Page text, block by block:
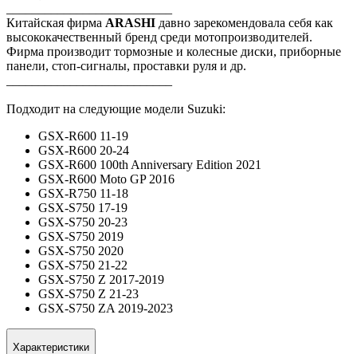
Китайская фирма ARASHI давно зарекомендовала себя как
высококачественный бренд среди мотопроизводителей.
Фирма производит тормозные и колесные диски, приборные
панели, стоп-сигналы, проставки руля и др.
Подходит на следующие модели Suzuki:
GSX-R600 11-19
GSX-R600 20-24
GSX-R600 100th Anniversary Edition 2021
GSX-R600 Moto GP 2016
GSX-R750 11-18
GSX-S750 17-19
GSX-S750 20-23
GSX-S750 2019
GSX-S750 2020
GSX-S750 21-22
GSX-S750 Z 2017-2019
GSX-S750 Z 21-23
GSX-S750 ZA 2019-2023
Характеристики